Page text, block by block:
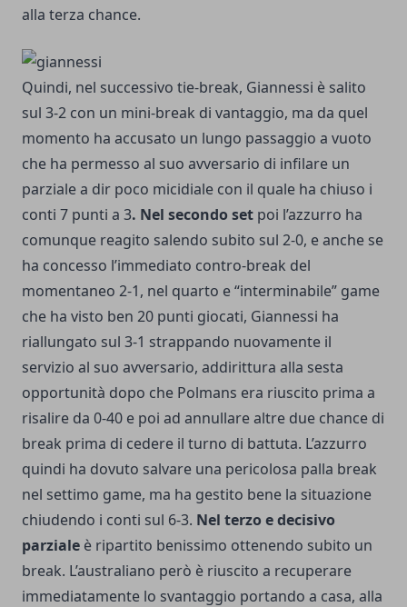
alla terza chance.
Quindi, nel successivo tie-break, Giannessi è salito
sul 3-2 con un mini-break di vantaggio, ma da quel
momento ha accusato un lungo passaggio a vuoto
che ha permesso al suo avversario di infilare un
parziale a dir poco micidiale con il quale ha chiuso i
conti 7 punti a 3. Nel secondo set poi l’azzurro ha
comunque reagito salendo subito sul 2-0, e anche se
ha concesso l’immediato contro-break del
momentaneo 2-1, nel quarto e “interminabile” game
che ha visto ben 20 punti giocati, Giannessi ha
riallungato sul 3-1 strappando nuovamente il
servizio al suo avversario, addirittura alla sesta
opportunità dopo che Polmans era riuscito prima a
risalire da 0-40 e poi ad annullare altre due chance di
break prima di cedere il turno di battuta. L’azzurro
quindi ha dovuto salvare una pericolosa palla break
nel settimo game, ma ha gestito bene la situazione
chiudendo i conti sul 6-3. Nel terzo e decisivo
parziale è ripartito benissimo ottenendo subito un
break. L’australiano però è riuscito a recuperare
immediatamente lo svantaggio portando a casa, alla